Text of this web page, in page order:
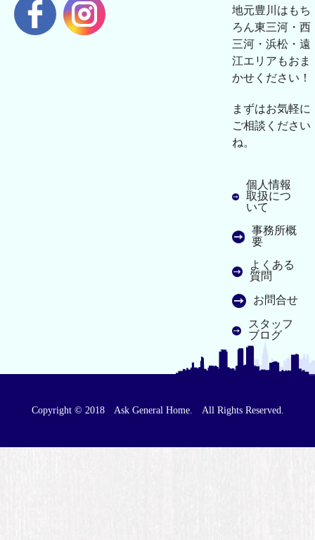
地元豊川はもち
ろん東三河・西
三河・浜松・遠
江エリアもおま
かせください！
まずはお気軽に
ご相談ください
ね。
個人情報
取扱につ
いて
事務所概
要
よくある
質問
お問合せ
スタッフ
ブログ
Copyright © 2018 Ask General Home. All Rights Reserved.